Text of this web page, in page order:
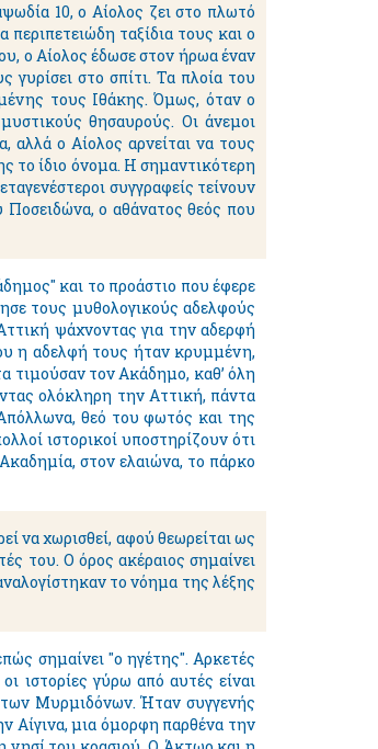
10, ο Αίολος ζει στο πλωτό
ταξίδια τους και ο
ο Αίολος έδωσε στον ήρωα έναν
στο σπίτι. Τα πλοία του
τους Ιθάκης. Όμως, όταν ο
θησαυρούς. Οι άνεμοι
αλλά ο Αίολος αρνείται να τους
το ίδιο όνομα. Η σημαντικότερη
συγγραφείς τείνουν
Ποσειδώνα, ο αθάνατος θεός που
και το προάστιο που έφερε
τους μυθολογικούς αδελφούς
ψάχνοντας για την αδερφή
η αδελφή τους ήταν κρυμμένη,
τιμούσαν τον Ακάδημο, καθ’ όλη
ολόκληρη την Αττική, πάντα
θεό του φωτός και της
ιστορικοί υποστηρίζουν ότι
στον ελαιώνα, το πάρκο
να χωρισθεί, αφού θεωρείται ως
του. Ο όρος ακέραιος σημαίνει
το νόημα της λέξης
σημαίνει "ο ηγέτης". Αρκετές
ιστορίες γύρω από αυτές είναι
των Μυρμιδόνων. Ήταν συγγενής
Αίγινα, μια όμορφη παρθένα την